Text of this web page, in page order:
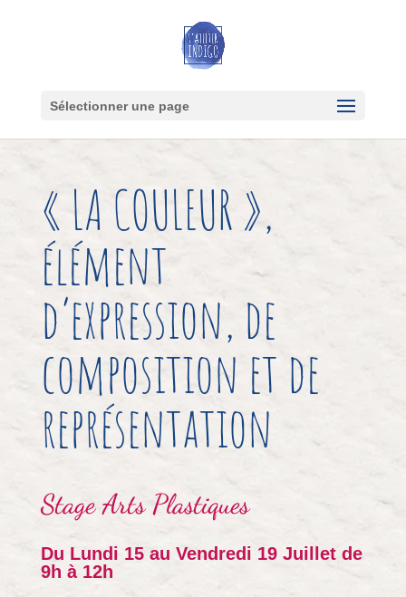
Sélectionner une page
« LA COULEUR »,
élément
d’expression, de
composition et de
représentation
StageArts Plastiques
Du Lundi 15 au Vendredi 19 Juillet de
9h à 12h